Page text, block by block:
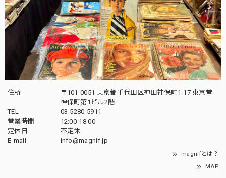
住所
〒101-0051 東京都千代田区神田神保町1-17 東京堂
神保町第1ビル2階
TEL
03-5280-5911
営業時間
12:00-18:00
定休日
不定休
E-mail
info@magnif.jp
magnifとは？
MAP